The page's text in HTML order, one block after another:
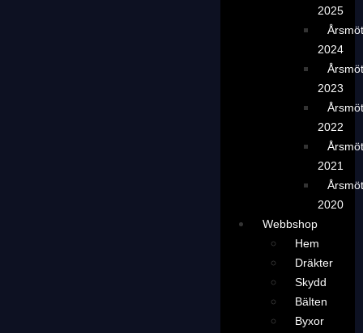
2025
2024
2023
2022
2021
2020
Webbshop
Hem
Dräkter
Skydd
Bälten
Byxor